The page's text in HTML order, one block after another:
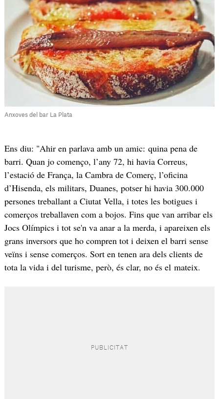
Anxoves del bar La Plata
Ens diu: "Ahir en parlava amb un amic: quina pena de
barri. Quan jo començo, l’any 72, hi havia Correus,
l’estació de França, la Cambra de Comerç, l’oficina
d’Hisenda, els militars, Duanes, potser hi havia 300.000
persones treballant a Ciutat Vella, i totes les botigues i
comerços treballaven com a bojos. Fins que van arribar els
Jocs Olímpics i tot se'n va anar a la merda, i apareixen els
grans inversors que ho compren tot i deixen el barri sense
veïns i sense comerços. Sort en tenen ara dels clients de
tota la vida i del turisme, però, és clar, no és el mateix.